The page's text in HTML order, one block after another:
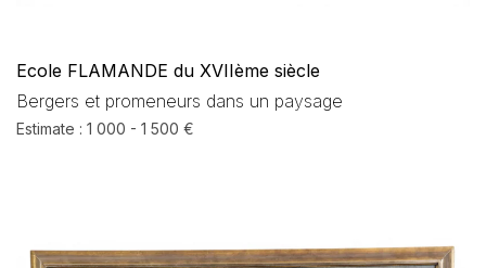
Ecole FLAMANDE du XVIIème siècle
Bergers et promeneurs dans un paysage
Estimate : 1 000 - 1 500 €